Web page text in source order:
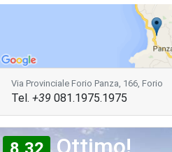
Via Provinciale Forio Panza, 166, Forio
Tel. +39 081.1975.1975
Ottimo!